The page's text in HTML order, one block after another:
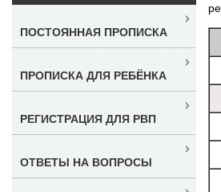
ПОСТОЯННАЯ ПРОПИСКА
ПРОПИСКА ДЛЯ РЕБЁНКА
РЕГИСТРАЦИЯ ДЛЯ РВП
ОТВЕТЫ НА ВОПРОСЫ